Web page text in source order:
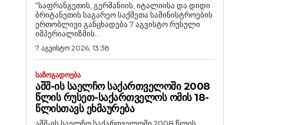
“საფრანგეთის, გერმანიის, იტალიისა და დიდი
ბრიტანეთის საგარეო საქმეთა სამინისტროების
ერთობლივი განცხადება 7 აგვისტო რუსული
იმპერიალიზმის...
7 აგვისტო 2026, 13:38
ᲡᲐᲖᲝᲒᲐᲓᲝᲔᲑᲐ
ᲐᲨᲨ-ᲘᲡ ᲡᲐᲔᲚᲩᲝ ᲡᲐᲥᲐᲠᲗᲕᲔᲚᲝᲨᲘ 2008
ᲬᲚᲘᲡ ᲠᲣᲡᲔᲗ-ᲡᲐᲥᲐᲠᲗᲕᲔᲚᲝᲡ ᲝᲛᲘᲡ 18-
ᲬᲚᲘᲡᲗᲐᲕᲡ ᲔᲮᲛᲐᲣᲠᲔᲑᲐ